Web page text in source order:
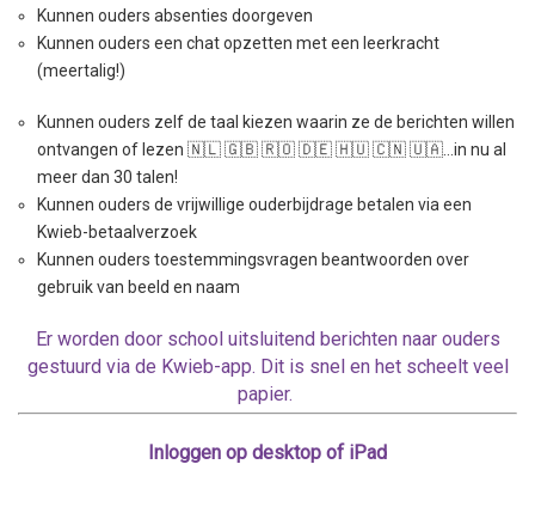
Kunnen ouders absenties doorgeven
Kunnen ouders een chat opzetten met een leerkracht
(meertalig!)
Kunnen ouders zelf de taal kiezen waarin ze de berichten willen
ontvangen of lezen 🇳🇱 🇬🇧 🇷🇴 🇩🇪 🇭🇺 🇨🇳 🇺🇦…in nu al
meer dan 30 talen!
Kunnen ouders de vrijwillige ouderbijdrage betalen via een
Kwieb-betaalverzoek
Kunnen ouders toestemmingsvragen beantwoorden over
gebruik van beeld en naam
Er worden door school uitsluitend berichten naar ouders
gestuurd via de Kwieb-app. Dit is snel en het scheelt veel
papier.
Inloggen op desktop of iPad